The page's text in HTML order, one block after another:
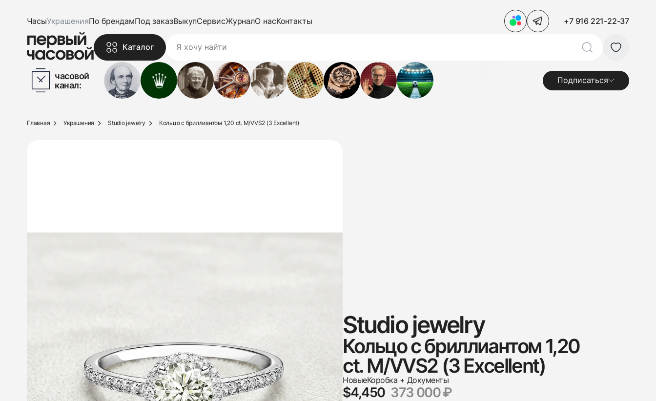
ЧасыУкрашенияПо брендамПод заказВыкупСервисЖурналО насКонтакты +7 916 221-22-37
Каталог
часовой
канал:
Подписаться
Главная Украшения Studio jewelry Кольцо с бриллиантом 1,20 ct. M/VVS2 (3 Excellent)
Studio jewelry
Кольцо с бриллиантом 1,20
ct. M/VVS2 (3 Excellent)
НовыеКоробка + Документы
$4,450 373 000 ₽